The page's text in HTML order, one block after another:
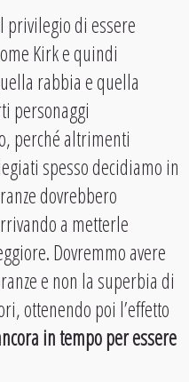
privilegio di essere
Kirk e quindi
rabbia e quella
personaggi
perché altrimenti
spesso decidiamo in
dovrebbero
a metterle
Dovremmo avere
e non la superbia di
ottenendo poi l’effetto
in tempo per essere